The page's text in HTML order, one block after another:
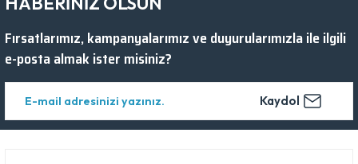
Fırsatlarımız, kampanyalarımız ve duyurularımızla ile ilgili
e-posta almak ister misiniz?
Kaydol